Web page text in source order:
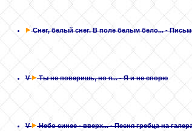
Снег, белый снег. В поле белым бело...-
V Ты не поверишь, но я...- Я и не спорю
V Небо синее - вверх...- Песня гребца на